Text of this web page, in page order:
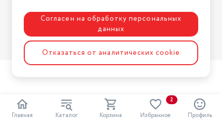
Главная Каталог Корзина Избранное
2
Профиль
Разработка сайтаASTDESIGN
Согласен на обработку персональных
данных
Отказаться от аналитических cookie